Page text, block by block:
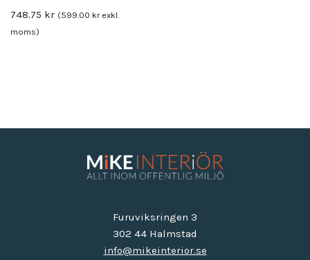
748.75 kr (599.00 krexkl.
moms)
Furuviksringen 3
302 44 Halmstad
info@mikeinterior.se